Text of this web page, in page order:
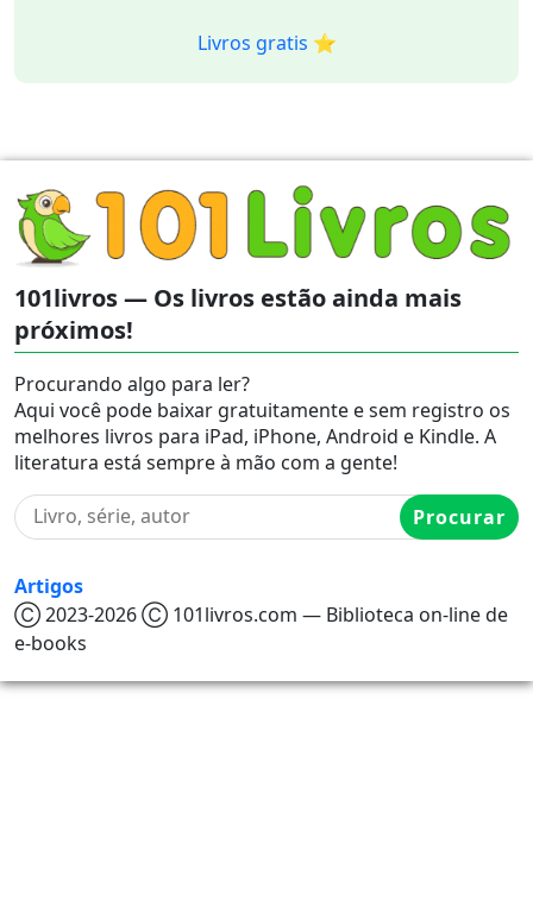
Livros gratis ⭐️
101livros — Os livros estão ainda mais
próximos!
Procurando algo para ler?
Aqui você pode baixar gratuitamente e sem registro os
melhores livros para iPad, iPhone, Android e Kindle. A
literatura está sempre à mão com a gente!
Procurar
Artigos
Ⓒ 2023-2026 Ⓒ 101livros.com — Biblioteca on-line de
e-books